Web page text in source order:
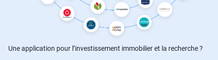
Une application pour l’investissement immobilier et la recherche ?